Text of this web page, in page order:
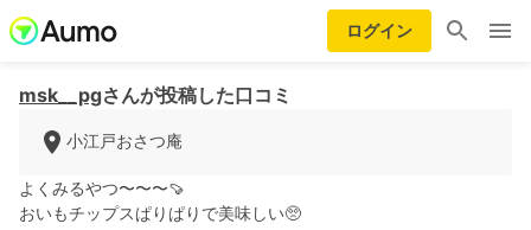
ログイン
msk__pgさんが投稿した口コミ
小江戸おさつ庵
よくみるやつ〜〜〜🍠
おいもチップスぱりぱりで美味しい🥺